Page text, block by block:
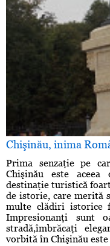
Chişinău, inima
Prima senzaţie pe
Chişinău este aceea
destinaţie turistică
de istorie, care merită
multe clădiri istorice
Impresionanţi sunt
stradă,îmbrăcaţi
vorbită în Chişinău